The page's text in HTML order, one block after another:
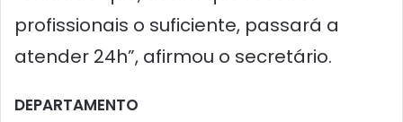
profissionais o suficiente, passará a
atender 24h”, afirmou o secretário.
DEPARTAMENTO